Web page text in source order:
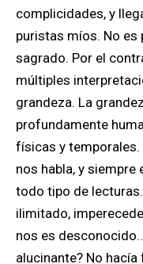
complicidades, y
puristas míos. No es
sagrado. Por el
múltiples
grandeza. La
profundamente
físicas y temporales.
nos habla, y
todo tipo de
ilimitado,
nos es
alucinante? No